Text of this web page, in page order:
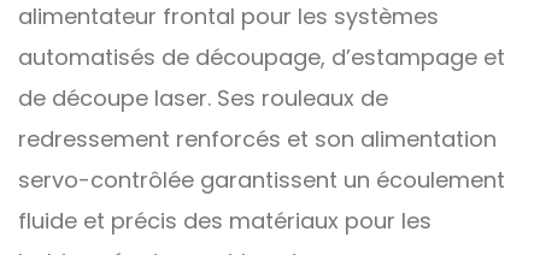
alimentateur frontal pour les systèmes
automatisés de découpage, d’estampage et
de découpe laser. Ses rouleaux de
redressement renforcés et son alimentation
servo-contrôlée garantissent un écoulement
fluide et précis des matériaux pour les